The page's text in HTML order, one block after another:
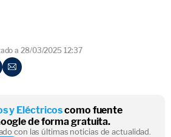
a 28/03/2025 12:37
y Eléctricoscomo fuente
de forma gratuita.
con las últimas noticias de actualidad.